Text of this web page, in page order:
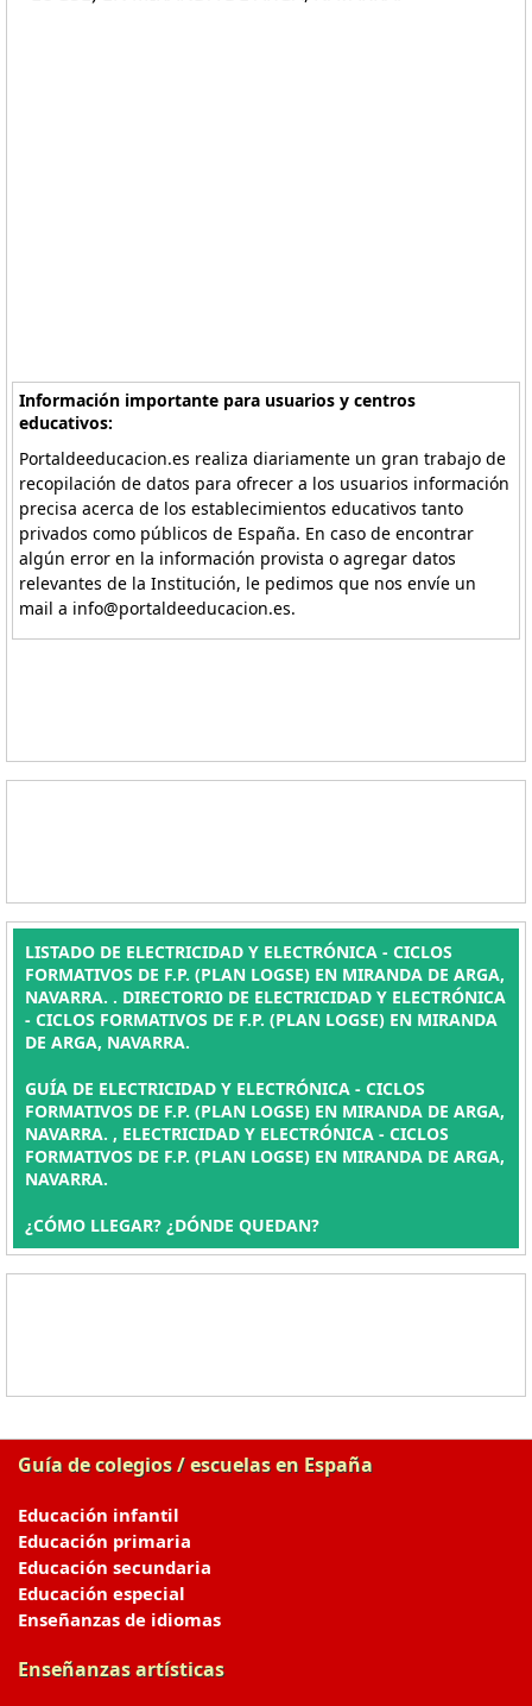
Información importante para usuarios y centros
educativos:
Portaldeeducacion.es realiza diariamente un gran trabajo de
recopilación de datos para ofrecer a los usuarios información
precisa acerca de los establecimientos educativos tanto
privados como públicos de España. En caso de encontrar
algún error en la información provista o agregar datos
relevantes de la Institución, le pedimos que nos envíe un
mail a info@portaldeeducacion.es.
LISTADO DE ELECTRICIDAD Y ELECTRÓNICA - CICLOS
FORMATIVOS DE F.P. (PLAN LOGSE) EN MIRANDA DE ARGA,
NAVARRA. . DIRECTORIO DE ELECTRICIDAD Y ELECTRÓNICA
- CICLOS FORMATIVOS DE F.P. (PLAN LOGSE) EN MIRANDA
DE ARGA, NAVARRA.
GUÍA DE ELECTRICIDAD Y ELECTRÓNICA - CICLOS
FORMATIVOS DE F.P. (PLAN LOGSE) EN MIRANDA DE ARGA,
NAVARRA. , ELECTRICIDAD Y ELECTRÓNICA - CICLOS
FORMATIVOS DE F.P. (PLAN LOGSE) EN MIRANDA DE ARGA,
NAVARRA.
¿CÓMO LLEGAR? ¿DÓNDE QUEDAN?
Guía de colegios / escuelas en España
Educación infantil
Educación primaria
Educación secundaria
Educación especial
Enseñanzas de idiomas
Enseñanzas artísticas